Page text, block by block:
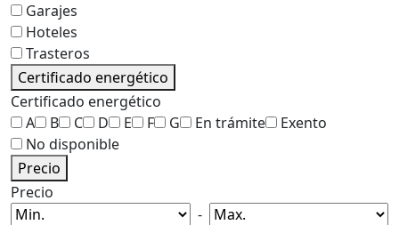
Garajes
Hoteles
Trasteros
Certificado energético
Certificado energético
A
B C D E F G En trámite
Exento
No disponible
Precio
Precio
-